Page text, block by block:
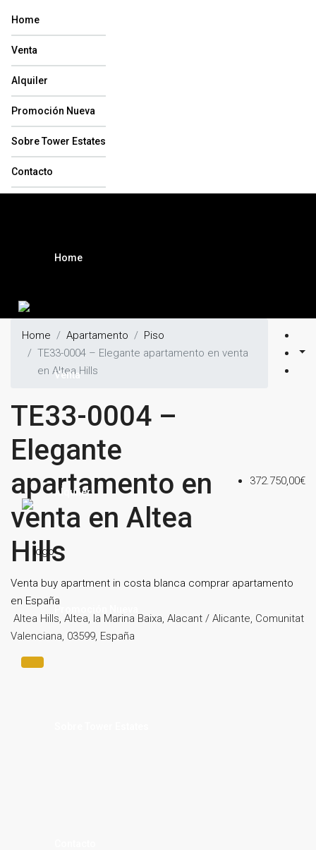
Home
Venta
Alquiler
Promoción Nueva
Sobre Tower Estates
Contacto
Home
Venta
Alquiler
Home Apartamento
Piso
TE33-0004 – Elegante apartamento en venta
en Altea Hills
TE33-0004 –
Elegante
apartamento en
venta en Altea
Hills
372.750,00€
Venta buy apartment in costa blanca comprar apartamento
en España
Altea Hills, Altea, la Marina Baixa, Alacant / Alicante, Comunitat
Valenciana, 03599, España